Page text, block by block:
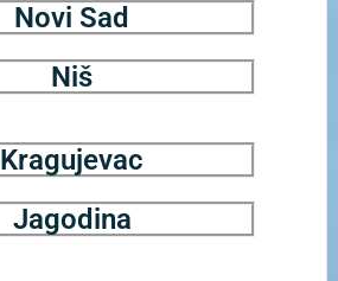
Novi Sad
Niš
Kragujevac
Jagodina